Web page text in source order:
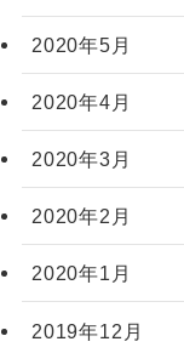
2020年5月
2020年4月
2020年3月
2020年2月
2020年1月
2019年12月